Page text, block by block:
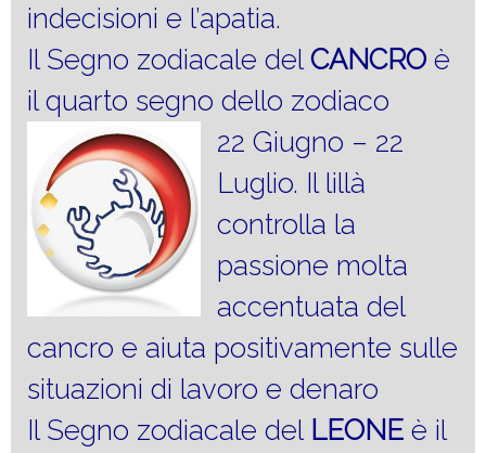
indecisioni e l’apatia.
Il Segno zodiacale del CANCRO è
il quarto segno dello zodiaco
22 Giugno – 22
Luglio. Il lillà
controlla la
passione molta
accentuata del
cancro e aiuta positivamente sulle
situazioni di lavoro e denaro
Il Segno zodiacale del LEONE è il